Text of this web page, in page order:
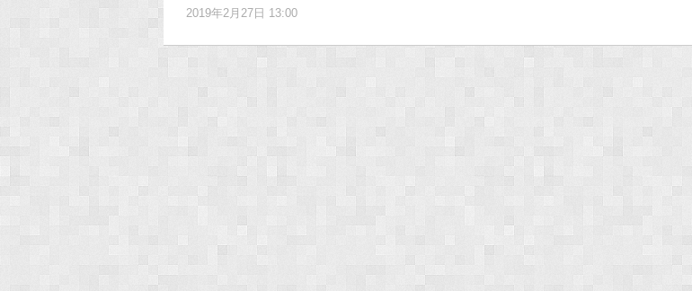
2019年2月27日 13:00